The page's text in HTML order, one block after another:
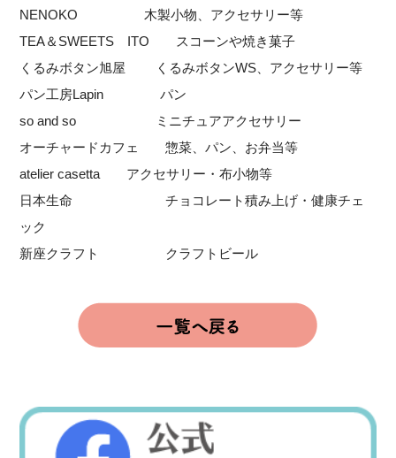
NENOKO 木製小物、アクセサリー等
TEA＆SWEETS ITO スコーンや焼き菓子
くるみボタン旭屋 くるみボタンWS、アクセサリー等
パン工房Lapin パン
so and so ミニチュアアクセサリー
オーチャードカフェ 惣菜、パン、お弁当等
atelier casetta アクセサリー・布小物等
日本生命 チョコレート積み上げ・健康チェ
ック
新座クラフト クラフトビール